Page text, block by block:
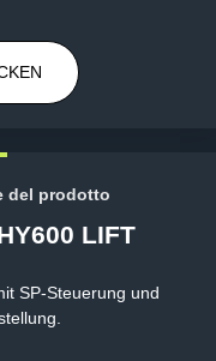
LIFT
SP-Steuerung und